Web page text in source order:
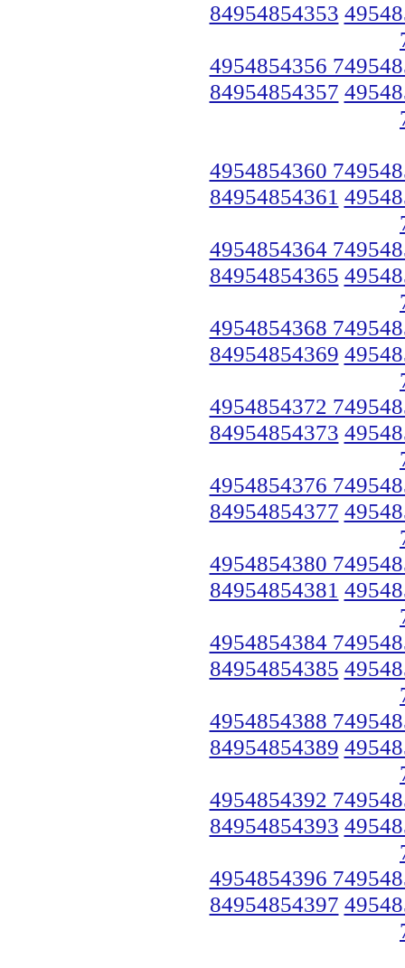
84954854353
4954854356
84954854357
4954854360
84954854361
4954854364
84954854365
4954854368
84954854369
4954854372
84954854373
4954854376
84954854377
4954854380
84954854381
4954854384
84954854385
4954854388
84954854389
4954854392
84954854393
4954854396
84954854397